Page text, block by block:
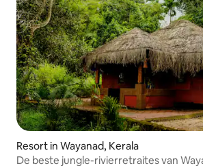
Resort in Wayanad, Kerala
De beste jungle-rivierretraites van